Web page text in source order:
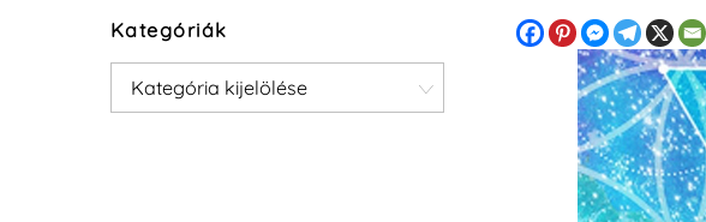
Kategóriák
Kategóriák